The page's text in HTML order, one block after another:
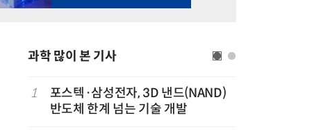
과학 많이 본 기사
1
포스텍·삼성전자, 3D 낸드(NAND)
반도체 한계 넘는 기술 개발